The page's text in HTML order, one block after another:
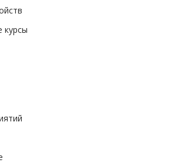
курсы